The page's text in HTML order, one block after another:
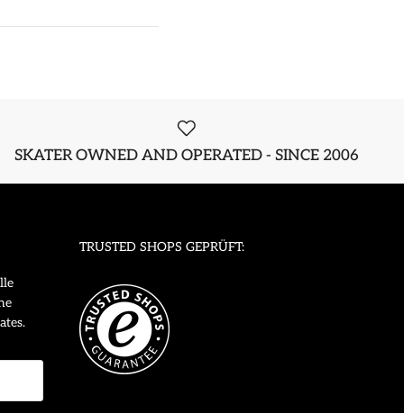
SKATER OWNED AND OPERATED - SINCE 2006
TRUSTED SHOPS GEPRÜFT: